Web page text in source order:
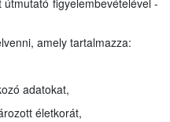
figyelembevételével -
amely tartalmazza:
adatokat,
életkorát,